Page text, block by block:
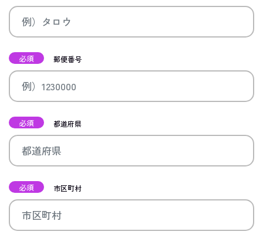
必須 郵便番号
必須 都道府県
必須 市区町村